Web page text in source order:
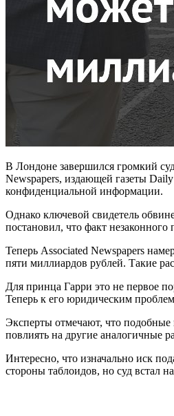
В Лондоне завершился громкий
Newspapers, издающей газеты
конфиденциальной информации.
Однако ключевой свидетель
постановил, что факт
Теперь Associated Newspapers
пяти миллиардов рублей. Такие
Для принца Гарри это не первое
Теперь к его юридическим
Эксперты отмечают, что подобные
повлиять на другие аналогичные
Интересно, что изначально иск
стороны таблоидов, но суд встал